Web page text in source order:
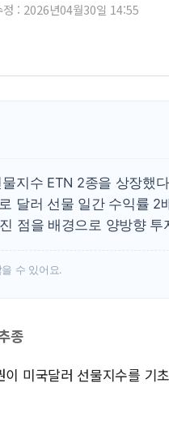
정 : 2026년04월30일 14:55
지수 ETN 2종을 상장했
달러 선물 일간 수익률 2
점을 배경으로 양방향 투
수 있어요.
종
미국달러 선물지수를 기